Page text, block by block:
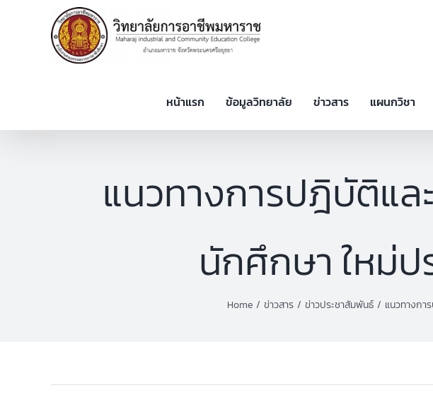
หน้าแรก ข้อมูลวิทยาลัย ข่าวสาร แผนกวิชา
แนวทางการปฎิบัติแ
นักศึกษา ใหม่ป
Home ข่าวสาร ข่าวประชาสัมพันธ์ แนวทางกา